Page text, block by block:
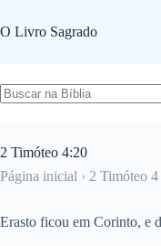
para
o
O Livro Sagrado
2 Timóteo 4:20
Página inicial › 2 Timóteo 4
Erasto ficou em Corinto, e